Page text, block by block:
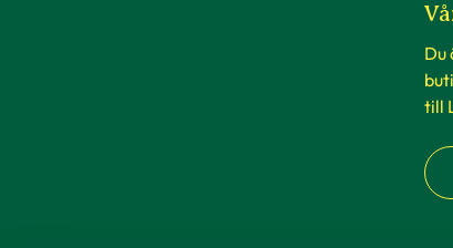
Du
till